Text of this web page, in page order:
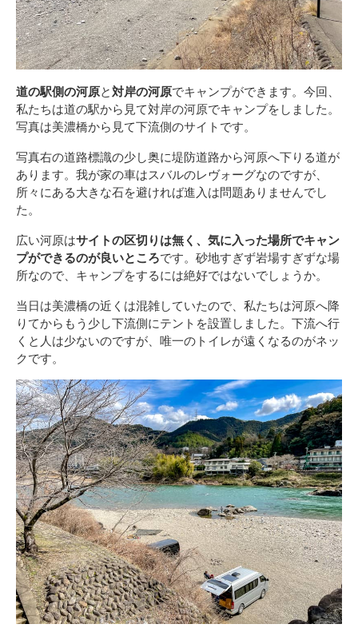
道の駅側の河原と対岸の河原でキャンプができます。今回、
私たちは道の駅から見て対岸の河原でキャンプをしました。
写真は美濃橋から見て下流側のサイトです。
写真右の道路標識の少し奥に堤防道路から河原へ下りる道が
あります。我が家の車はスバルのレヴォーグなのですが、
所々にある大きな石を避ければ進入は問題ありませんでし
た。
広い河原はサイトの区切りは無く、気に入った場所でキャン
プができるのが良いところです。砂地すぎず岩場すぎずな場
所なので、キャンプをするには絶好ではないでしょうか。
当日は美濃橋の近くは混雑していたので、私たちは河原へ降
りてからもう少し下流側にテントを設置しました。下流へ行
くと人は少ないのですが、唯一のトイレが遠くなるのがネッ
クです。